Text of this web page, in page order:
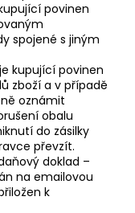
povinen
spojené s jiným
kupující povinen
zboží a v případě
oznámit
obalu
do zásilky
převzít.
doklad –
na emailovou
k